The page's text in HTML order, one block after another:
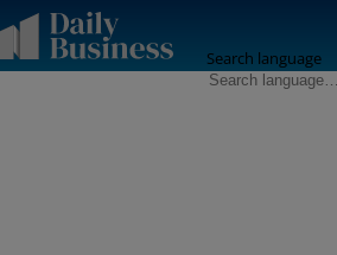
Search language